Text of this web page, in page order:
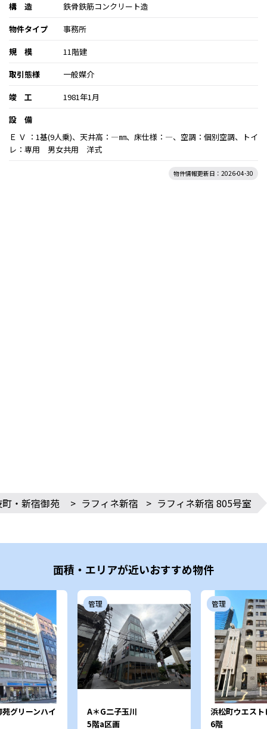
構 造
鉄骨鉄筋コンクリート造
物件タイプ
事務所
規 模
11階建
取引態様
一般媒介
竣 工
1981年1月
設 備
Ｅ Ｖ ：1基(9人乗)、天井高：―㎜、床仕様：―、空調：個別空調、トイ
レ：専用 男女共用 洋式
物件情報更新日：2026-04-30
・新宿御苑 > ラフィネ新宿 > ラフィネ新宿 805号室
面積・エリアが近いおすすめ物件
グリーンハイ
管理
A＊G二子玉川
5階a区画
管理
浜松町ウエスト
6階